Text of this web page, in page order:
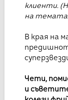
клиенти.
на
В края на
Чети,
и